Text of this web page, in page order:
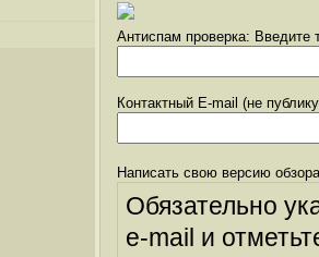
Антиспам проверка: Введите
Контактный E-mail (не
Написать свою версию
Обязательно
e-mail и